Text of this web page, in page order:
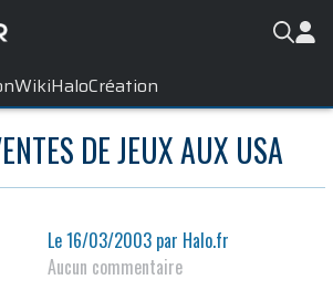
WikiHaloCréation
DE JEUX AUX USA
Le16/03/2003 par Halo.fr
Aucun commentaire